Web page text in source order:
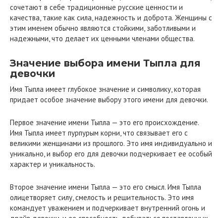
сочетают в себе традиционные русские ценности и
качества, такие как сила, надежность и доброта. Женщины с
этим именем обычно являются стойкими, заботливыми и
надежными, что делает их ценными членами общества.
Значение выбора имени Тыпла для
девочки
Имя Тыпла имеет глубокое значение и символику, которая
придает особое значение выбору этого имени для девочки.
Первое значение имени Тыпла — это его происхождение.
Имя Тыпла имеет пурпурым корни, что связывает его с
великими женщинами из прошлого. Это имя индивидуально и
уникально, и выбор его для девочки подчеркивает ее особый
характер и уникальность.
Второе значение имени Тыпла — это его смысл. Имя Тыпла
олицетворяет силу, смелость и решительность. Это имя
командует уважением и подчеркивает внутренний огонь и